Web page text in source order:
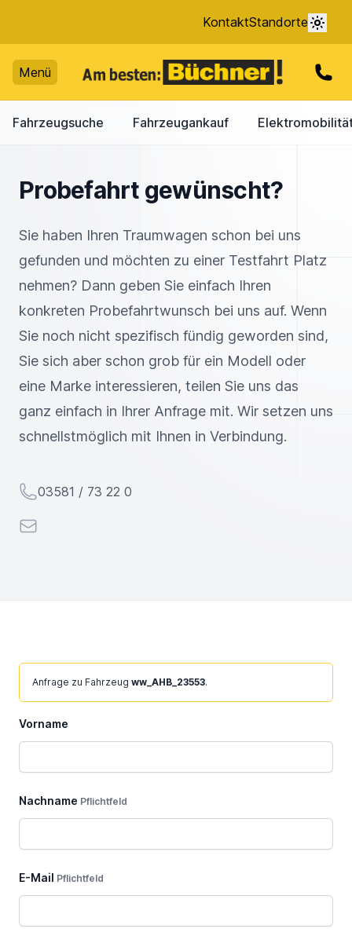
KontaktStandorte
Menü
Fahrzeugsuche Fahrzeugankauf
Probefahrt gewünscht?
Sie haben Ihren Traumwagen schon bei uns
gefunden und möchten zu einer Testfahrt Platz
nehmen? Dann geben Sie einfach Ihren
konkreten Probefahrtwunsch bei uns auf. Wenn
Sie noch nicht spezifisch fündig geworden sind,
Sie sich aber schon grob für ein Modell oder
eine Marke interessieren, teilen Sie uns das
ganz einfach in Ihrer Anfrage mit. Wir setzen uns
schnellstmöglich mit Ihnen in Verbindung.
Telefon
03581 / 73 22 0
E-Mail
Feld
Anfrage zu Fahrzeug ww_AHB_23553.
Vorname
Nachname Pflichtfeld
E-Mail Pflichtfeld